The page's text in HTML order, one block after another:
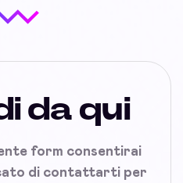
da qui
form consentirai
di contattarti per